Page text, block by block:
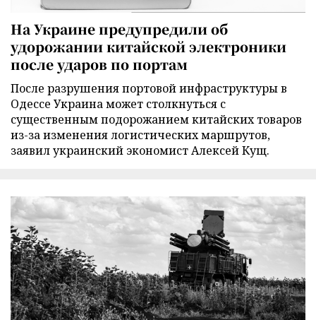
На Украине предупредили об
удорожании китайской электроники
после ударов по портам
После разрушения портовой инфраструктуры в
Одессе Украина может столкнуться с
существенным подорожанием китайских товаров
из-за изменения логистических маршрутов,
заявил украинский экономист Алексей Кущ.